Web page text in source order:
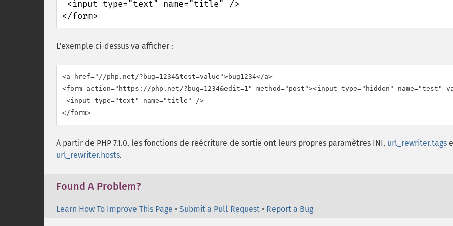
</form>
L'exemple ci-dessus va afficher :
<a href="//php.net/?bug=1234&test=value">bug1234</a>
<form action="https://php.net/?bug=1234&edit=1" method="post"><input type="hidden" name="test"
<input type="text" name="title" />
À partir de PHP 7.1.0, les fonctions de réécriture de sortie ont leurs propres paramètres INI, url_rewriter.tags
url_rewriter.hosts.
Found A Problem?
Learn How To Improve This Page • Submit a Pull Request • Report a Bug